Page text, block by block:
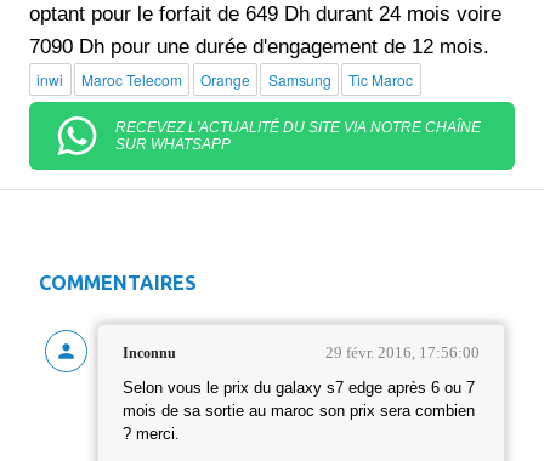
optant pour le forfait de 649 Dh durant 24 mois voire
7090 Dh pour une durée d'engagement de 12 mois.
inwi Maroc Telecom Orange Samsung Tic Maroc
RECEVEZ L'ACTUALITÉ DU SITE VIA NOTRE CHAÎNE
SUR WHATSAPP
COMMENTAIRES
Inconnu 29 févr. 2016, 17:56:00
Selon vous le prix du galaxy s7 edge après 6 ou 7
mois de sa sortie au maroc son prix sera combien
? merci.